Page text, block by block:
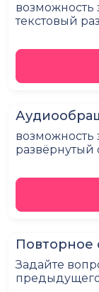
возможность
текстовый
возможность
развёрнутый
Задайте